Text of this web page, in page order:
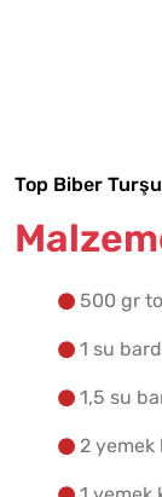
Top Biber
500 gr
1 su
1,5 su
2 yemek